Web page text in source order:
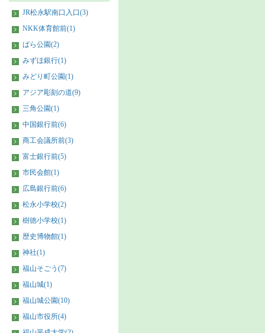
JR松永駅南口入口(3)
NKK体育館前(1)
ばら公園(2)
みずほ銀行(1)
みどり町公園(1)
アジア彫刻の道(9)
三角公園(1)
中国銀行前(6)
商工会議所前(3)
富士銀行前(5)
市民会館(1)
広島銀行前(6)
松永小学校(2)
樹徳小学校(1)
歴史博物館(1)
神社(1)
福山そごう(7)
福山城(1)
福山城公園(10)
福山市役所(4)